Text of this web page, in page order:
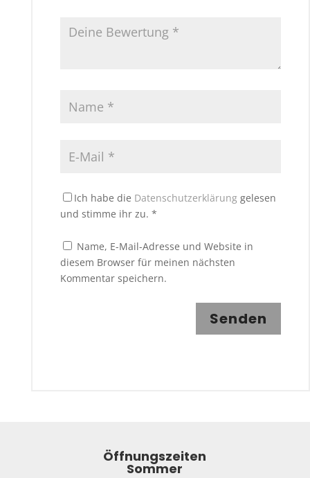
Ich habe die Datenschutzerklärunggelesen
und stimme ihr zu. *
Name, E-Mail-Adresse und Website in
diesem Browser für meinen nächsten
Kommentar speichern.
Senden
Öffnungszeiten
Sommer